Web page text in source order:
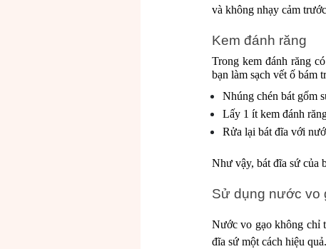
và không nhạy cảm
Kem đánh răng
Trong kem đánh răng
bạn làm sạch vết ố bám
Nhúng chén bát gốm
Lấy 1 ít kem đánh
Rửa lại bát đĩa với
Như vậy, bát đĩa sứ của
Sử dụng nước vo
Nước vo gạo không chỉ
đĩa sứ một cách hiệu